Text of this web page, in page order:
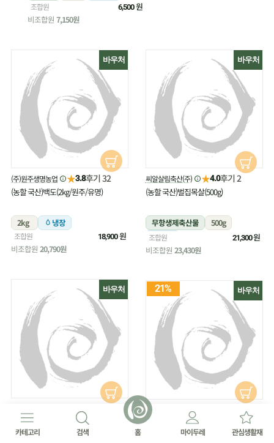
조합원 6,500원
비조합원7,150원
바우처
(주)원주생명농업 ★3.8후기 32
(농할 국산)백도(2kg/원주/유명)
2kg 냉장
조합원 18,900원
비조합원 20,790원
바우처
씨알살림축산(주) ★4.0후기 2
(농할 국산)벌집목살(500g)
무항생제축산물
500g
냉장
조합원 21,300원
비조합원 23,430원
바우처
(농할 국산)벌집삼겹살(500g)
바우처
21%
(주)원주생명농업
(농할 국산)부추(180g/무농약)
카테고리 검색 홈 마이두레 관심생활재